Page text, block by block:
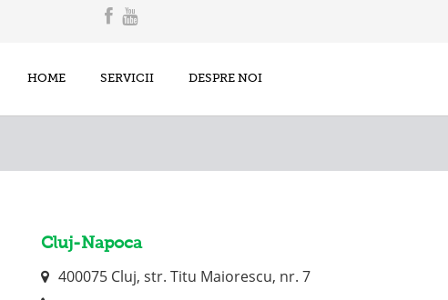
HOME SERVICII DESPRE NOI
Cluj-Napoca
400075 Cluj, str. Titu Maiorescu, nr. 7